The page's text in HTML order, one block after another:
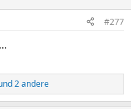
#277
2 andere